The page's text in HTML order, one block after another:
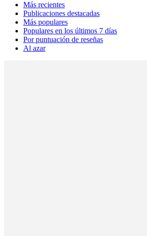
Más recientes
Publicaciones destacadas
Más populares
Populares en los últimos 7 días
Por puntuación de reseñas
Al azar